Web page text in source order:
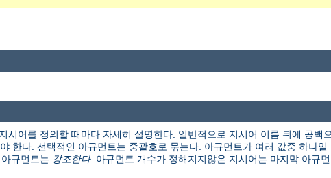
어를 정의할 때마다 자세히 설명한다. 일반적으로 지시어 이름 뒤에 공백
한다. 선택적인 아규먼트는 중괄호로 묶는다. 아규먼트가 여러 값중 하나일
규먼트는 강조한다. 아규먼트 개수가 정해지지않은 지시어는 마지막 아규